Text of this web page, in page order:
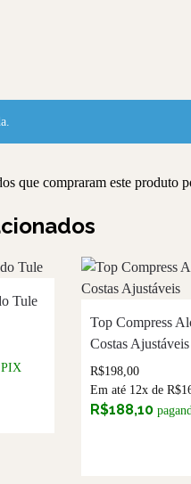
que compraram este produto
Tule
PIX
Top Compress
Costas Ajustáveis
R$198,00
Em até 12x de R$
R$188,10